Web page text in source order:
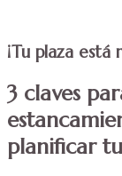
¡Tu plaza está
3 claves
planificar